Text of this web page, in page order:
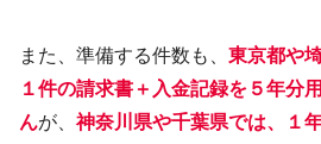
また、準備する件数も、 東京都や
１件の請求書＋入金記録を５年分
んが、神奈川県や千葉県では、１